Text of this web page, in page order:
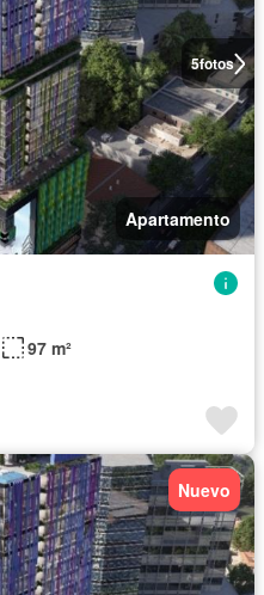
5fotos
Apartamento
97 m²
Nuevo